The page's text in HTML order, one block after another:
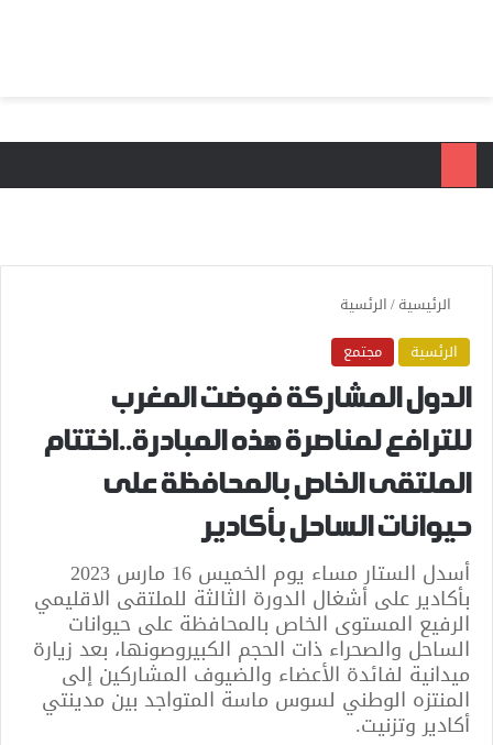
الرئيسية/الرئسية
الرئسية
مجتمع
الدول المشاركة فوضت المغرب
للترافع لمناصرة هذه المبادرة..اختتام
الملتقى الخاص بالمحافظة على
حيوانات الساحل بأكادير
أسدل الستار مساء يوم الخميس 16 مارس 2023
بأكادير على أشغال الدورة الثالثة للملتقى الاقليمي
الرفيع المستوى الخاص بالمحافظة على حيوانات
الساحل والصحراء ذات الحجم الكبيروصونها، بعد زيارة
ميدانية لفائدة الأعضاء والضيوف المشاركين إلى
المنتزه الوطني لسوس ماسة المتواجد بين مدينتي
أكادير وتزنيت.